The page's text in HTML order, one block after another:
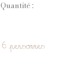
Quantité :
6 personnes